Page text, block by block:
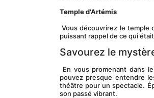
Temple d'Artémis
Vous découvrirez le temple d'Artémis, l'une des sept merveilles du monde antique. Il ne reste qu'une seule colonne, mais c'est un
puissant rappel de ce qui
Savourez le
En vous promenant dans
pouvez presque entendre
théâtre pour un spectacle.
son passé vibrant.